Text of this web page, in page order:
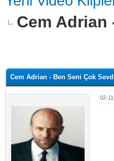
Cem
Cem Adrian - Ben Seni Çok
02-